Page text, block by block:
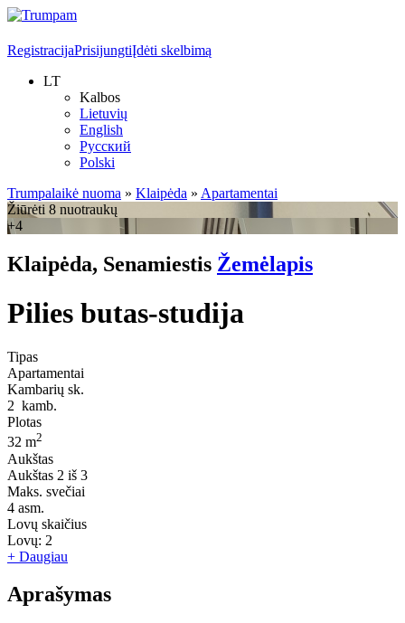
RegistracijaPrisijungtiĮdėti skelbimą
LT
Kalbos
Lietuvių
English
Русский
Polski
Trumpalaikė nuoma » Klaipėda » Apartamentai
Žiūrėti 8 nuotraukų
+4
Klaipėda, Senamiestis Žemėlapis
Pilies butas-studija
Tipas
Apartamentai
Kambarių sk.
2 kamb.
Plotas
32 m2
Aukštas
Aukštas 2 iš 3
Maks. svečiai
4 asm.
Lovų skaičius
Lovų: 2
+ Daugiau
Aprašymas